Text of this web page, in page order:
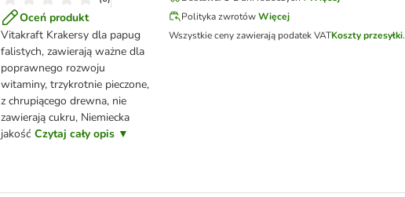
Oceń produkt
Vitakraft Krakersy dla papug
falistych, zawierają ważne dla
poprawnego rozwoju
witaminy, trzykrotnie pieczone,
z chrupiącego drewna, nie
zawierają cukru, Niemiecka
jakość Czytaj cały opis ▼
Polityka zwrotówWięcej
Wszystkie ceny zawierają podatek VATKoszty przesyłki.